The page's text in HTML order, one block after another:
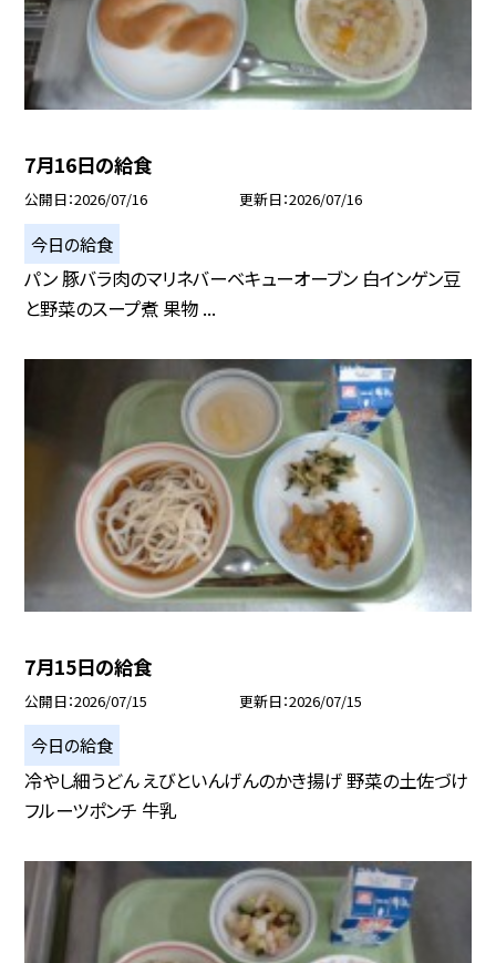
7月16日の給食
公開日 2026/07/16 更新日 2026/07/16
今日の給食
パン 豚バラ肉のマリネバーベキューオーブン 白インゲン豆
と野菜のスープ煮 果物 ...
7月15日の給食
公開日 2026/07/15 更新日 2026/07/15
今日の給食
冷やし細うどん えびといんげんのかき揚げ 野菜の土佐づけ
フルーツポンチ 牛乳